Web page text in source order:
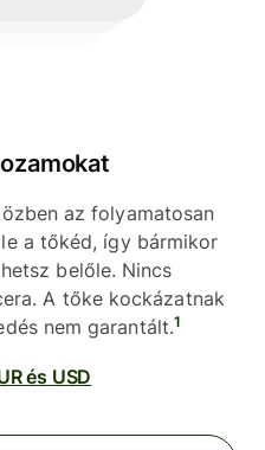
az folyamatosan
a tőkéd, így bármikor
belőle. Nincs
A tőke kockázatnak
nem garantált.1
és USD